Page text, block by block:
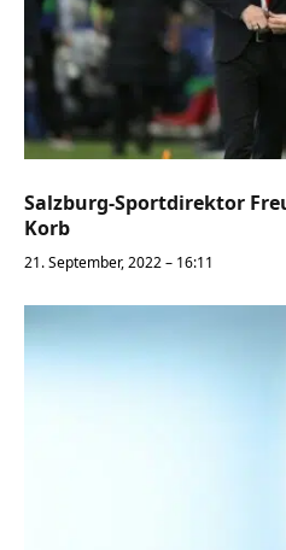
Salzburg-Sportdirektor
Korb
21. September, 2022 – 16:11